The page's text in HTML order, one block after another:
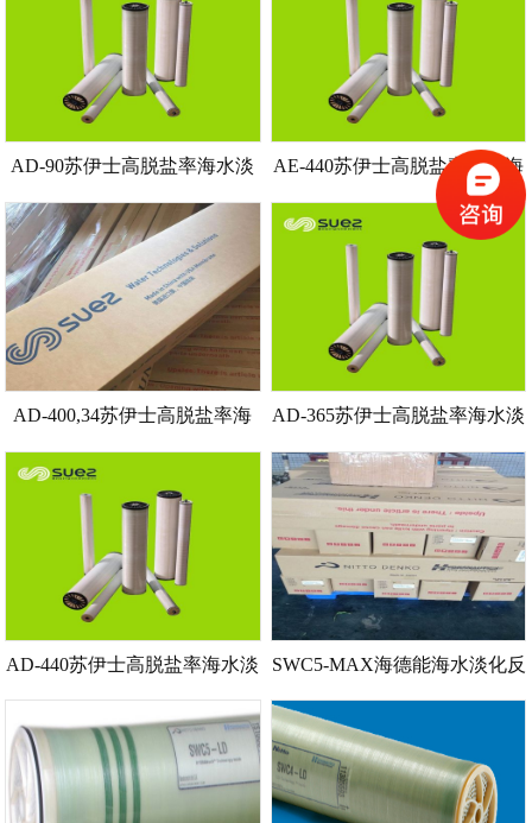
预处理_注意事项
AD-90苏伊士高脱盐率海水淡
化反渗透膜规格尺寸_操作清
洗_化学清洗_注意事项
AE-440苏伊士高脱盐率节能海
水淡化反渗透膜技术参数_使
用寿命_影响因素
AD-400,34苏伊士高脱盐率海
水淡化反渗透膜技术参数_保
存要求
AD-365苏伊士高脱盐率海水淡
化反渗透膜规格参数_操作参
数_预防余氯方法
AD-440苏伊士高脱盐率海水淡
化反渗透膜技术参数_使用注
意事项
SWC5-MAX海德能海水淡化反
渗透膜_大膜面积_技术资料_
运输注意事项